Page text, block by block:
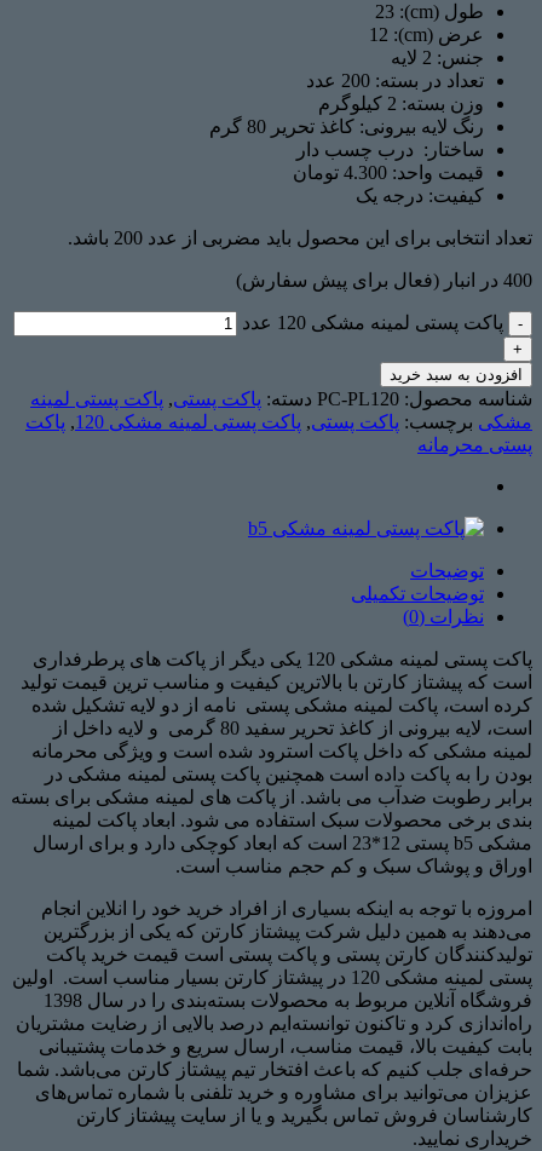
طول (cm): 23
عرض (cm): 12
جنس: 2 لایه
تعداد در بسته: 200
عدد
وزن بسته: 2
کیلوگرم
رنگ لایه بیرونی: کاغذ تحریر 80 گرم
ساختار: درب چسب دار
قیمت واحد: 4.300 تومان
کیفیت: درجه یک
تعداد انتخابی برای این محصول باید مضربی از عدد 200 باشد.
400 در انبار (فعال برای پیش سفارش)
پاکت پستی لمینه مشکی 120 عدد
افزودن به سبد خرید
شناسه محصول: PC-PL120 دسته: پاکت پستی, پاکت پستی لمینه
مشکی برچسب: پاکت پستی, پاکت پستی لمینه مشکی 120 , پاکت
پستی محرمانه
توضیحات
توضیحات تکمیلی
نظرات (0)
پاکت پستی لمینه مشکی 120 یکی دیگر از پاکت های پرطرفداری
است که پیشتاز کارتن با بالاترین کیفیت و مناسب ترین قیمت تولید
کرده است، پاکت لمینه مشکی پستی نامه از دو لایه تشکیل شده
است، لایه بیرونی از کاغذ تحریر سفید 80 گرمی و لایه داخل از
لمینه مشکی که داخل پاکت استرود شده است و ویژگی محرمانه
بودن را به پاکت داده است همچنین پاکت پستی لمینه مشکی در
برابر رطوبت ضدآب می باشد. از پاکت های لمینه مشکی برای بسته
بندی برخی محصولات سبک استفاده می شود. ابعاد پاکت لمینه
مشکی b5 پستی 12*23 است که ابعاد کوچکی دارد و برای ارسال
اوراق و پوشاک سبک و کم حجم مناسب است.
امروزه با توجه به اینکه بسیاری از افراد خرید خود را انلاین انجام
می‌دهند به همین دلیل شرکت پیشتاز کارتن که یکی از بزرگترین
تولیدکنندگان کارتن پستی و پاکت پستی است قیمت خرید پاکت
پستی لمینه مشکی 120 در پیشتاز کارتن بسیار مناسب است. اولین
فروشگاه آنلاین مربوط به محصولات بسته‌بندی را در سال 1398
راه‌اندازی کرد و تاکنون توانسته‌ایم درصد بالایی از رضایت مشتریان
بابت کیفیت بالا، قیمت مناسب، ارسال سریع و خدمات پشتیبانی
حرفه‌ای جلب کنیم که باعث افتخار تیم پیشتاز کارتن می‌باشد. شما
عزیزان می‌توانید برای مشاوره و خرید تلفنی با شماره تماس‌های
کارشناسان فروش تماس بگیرید و یا از سایت پیشتاز کارتن
خریداری نمایید.